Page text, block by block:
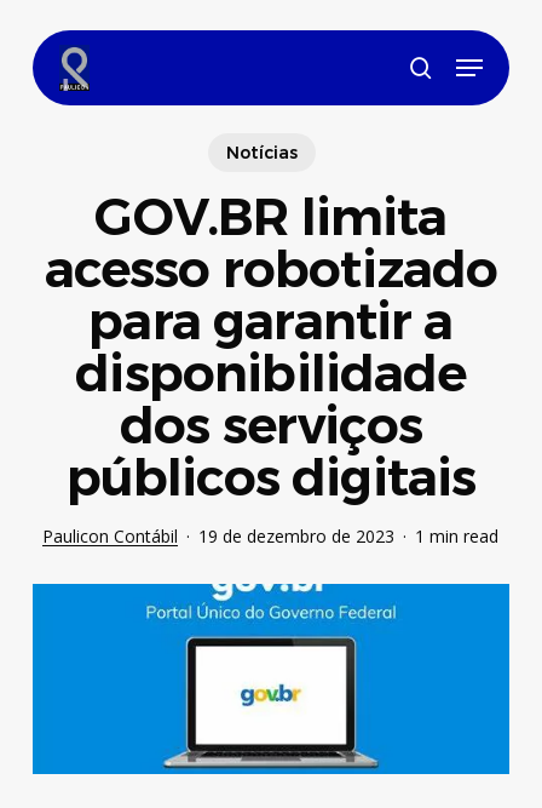
main
content
search
Menu
Notícias
GOV.BR limita
acesso robotizado
para garantir a
disponibilidade
dos serviços
públicos digitais
Paulicon Contábil 19 de dezembro de 2023 1 min read